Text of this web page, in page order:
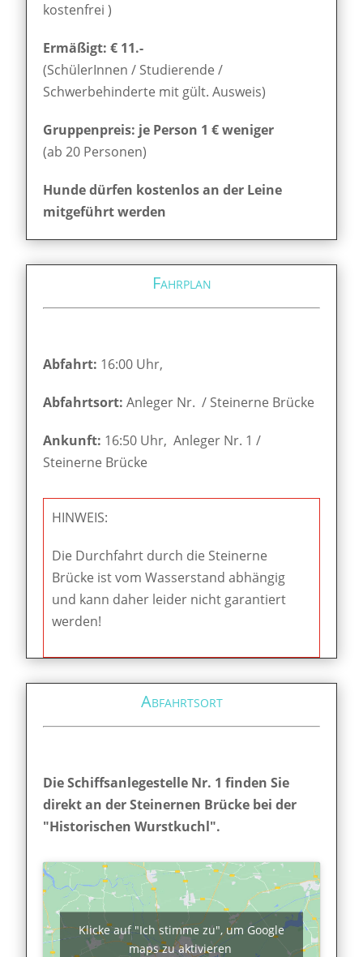
kostenfrei )
Ermäßigt: € 11.-
(SchülerInnen / Studierende /
Schwerbehinderte mit gült. Ausweis)
Gruppenpreis: je Person 1 € weniger
(ab 20 Personen)
Hunde dürfen kostenlos an der Leine
mitgeführt werden
Fahrplan
Abfahrt: 16:00 Uhr,
Abfahrtsort:Anleger Nr. / Steinerne Brücke
Ankunft: 16:50 Uhr, Anleger Nr. 1 /
Steinerne Brücke
HINWEIS:
Die Durchfahrt durch die Steinerne
Brücke ist vom Wasserstand abhängig
und kann daher leider nicht garantiert
werden!
Abfahrtsort
Die Schiffsanlegestelle Nr. 1 finden Sie
direkt an der Steinernen Brücke bei der
"Historischen Wurstkuchl".
Klicke auf "Ich stimme zu", um Google
maps zu aktivieren